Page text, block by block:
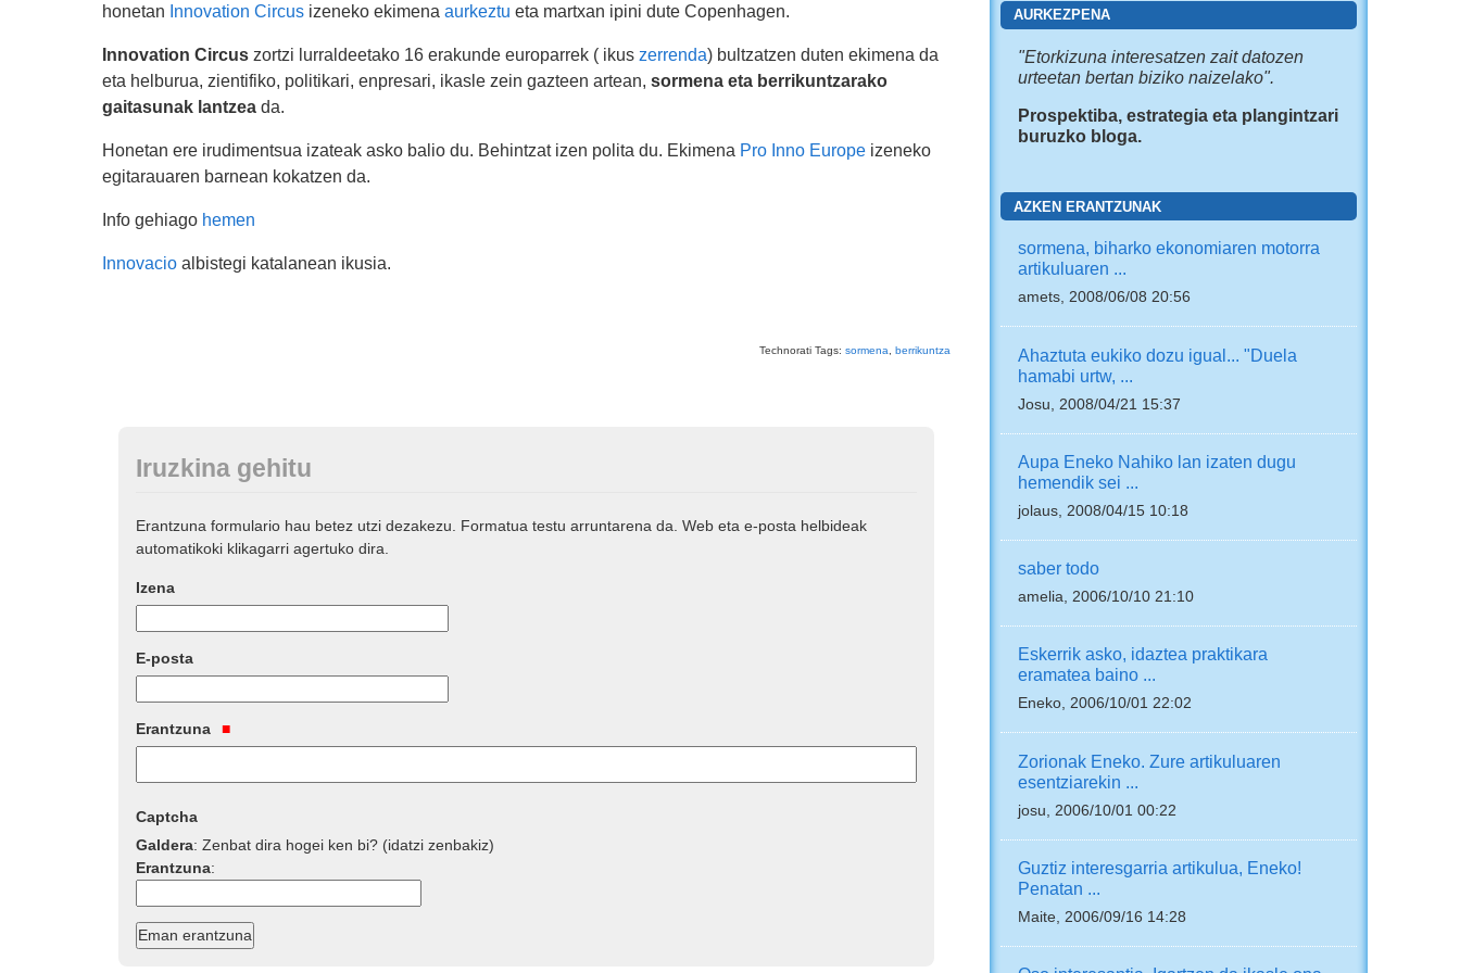
honetan Innovation Circusizeneko ekimena aurkeztu eta martxan ipini dute Copenhagen.
Innovation Circuszortzi lurraldeetako 16 erakunde europarrek ( ikus zerrenda) bultzatzen duten ekimena da
eta helburua, zientifiko, politikari, enpresari, ikasle zein gazteen artean, sormena eta berrikuntzarako
gaitasunak lantzeada.
Honetan ere irudimentsua izateak asko balio du. Behintzat izen polita du. Ekimena Pro Inno Europeizeneko
egitarauaren barnean kokatzen da.
Info gehiago hemen
Innovacioalbistegi katalanean ikusia.
Technorati Tags:sormena ,berrikuntza
Iruzkina gehitu
Erantzuna formulario hau betez utzi dezakezu. Formatua testu arruntarena da. Web eta e-posta helbideak
automatikoki klikagarri agertuko dira.
Izena
E-posta
Erantzuna
Captcha
Galdera:Zenbat dira hogei ken bi? (idatzi zenbakiz)
Erantzuna:
AURKEZPENA
"Etorkizuna interesatzen zaitdatozen
urteetan bertan biziko naizelako".
Prospektiba, estrategia eta plangintzari
buruzko bloga.
AZKEN ERANTZUNAK
sormena, biharko ekonomiaren motorra
artikuluaren ...
amets, 2008/06/08 20:56
Ahaztuta eukiko dozu igual... "Duela
hamabi urtw, ...
Josu, 2008/04/21 15:37
Aupa Eneko Nahiko lan izaten dugu
hemendik sei ...
jolaus, 2008/04/15 10:18
saber todo
amelia, 2006/10/10 21:10
Eskerrik asko, idaztea praktikara
eramatea baino ...
Eneko, 2006/10/01 22:02
Zorionak Eneko. Zure artikuluaren
esentziarekin ...
josu, 2006/10/01 00:22
Guztiz interesgarria artikulua, Eneko!
Penatan ...
Maite, 2006/09/16 14:28